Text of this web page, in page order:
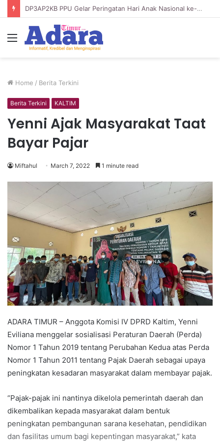
DP3AP2KB PPU Gelar Peringatan Hari Anak Nasional ke-42, HUT PP PAUD ke-49, dan Hari Keluarga Tahun 2026
Menu
Home / Berita Terkini
Berita Terkini KALTIM
Yenni Ajak Masyarakat Taat
Bayar Pajar
Miftahul March 7, 2022 1 minute read
ADARA TIMUR – Anggota Komisi IV DPRD Kaltim, Yenni
Eviliana menggelar sosialisasi Peraturan Daerah (Perda)
Nomor 1 Tahun 2019 tentang Perubahan Kedua atas Perda
Nomor 1 Tahun 2011 tentang Pajak Daerah sebagai upaya
peningkatan kesadaran masyarakat dalam membayar pajak.
“Pajak-pajak ini nantinya dikelola pemerintah daerah dan
dikembalikan kepada masyarakat dalam bentuk
peningkatan pembangunan sarana kesehatan, pendidikan
dan fasilitas umum bagi kepentingan masyarakat,” kata